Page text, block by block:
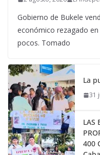
Gobierno de Bukele
económico rezagado
pocos. Tomado
La
31
LAS
400